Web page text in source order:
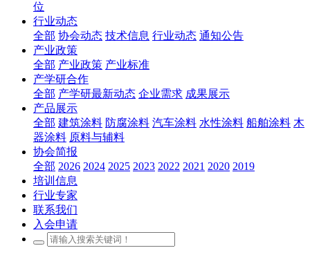
位
行业动态
全部 协会动态 技术信息 行业动态 通知公告
产业政策
全部 产业政策 产业标准
产学研合作
全部 产学研最新动态 企业需求 成果展示
产品展示
全部 建筑涂料 防腐涂料 汽车涂料 水性涂料 船舶涂料 木
器涂料 原料与辅料
协会简报
全部 2026 2024 2025 2023 2022 2021 2020 2019
培训信息
行业专家
联系我们
入会申请